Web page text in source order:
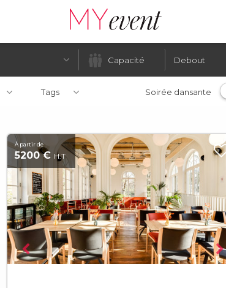
Debout
Tags Soirée dansante
À partir de
5200 € H.T